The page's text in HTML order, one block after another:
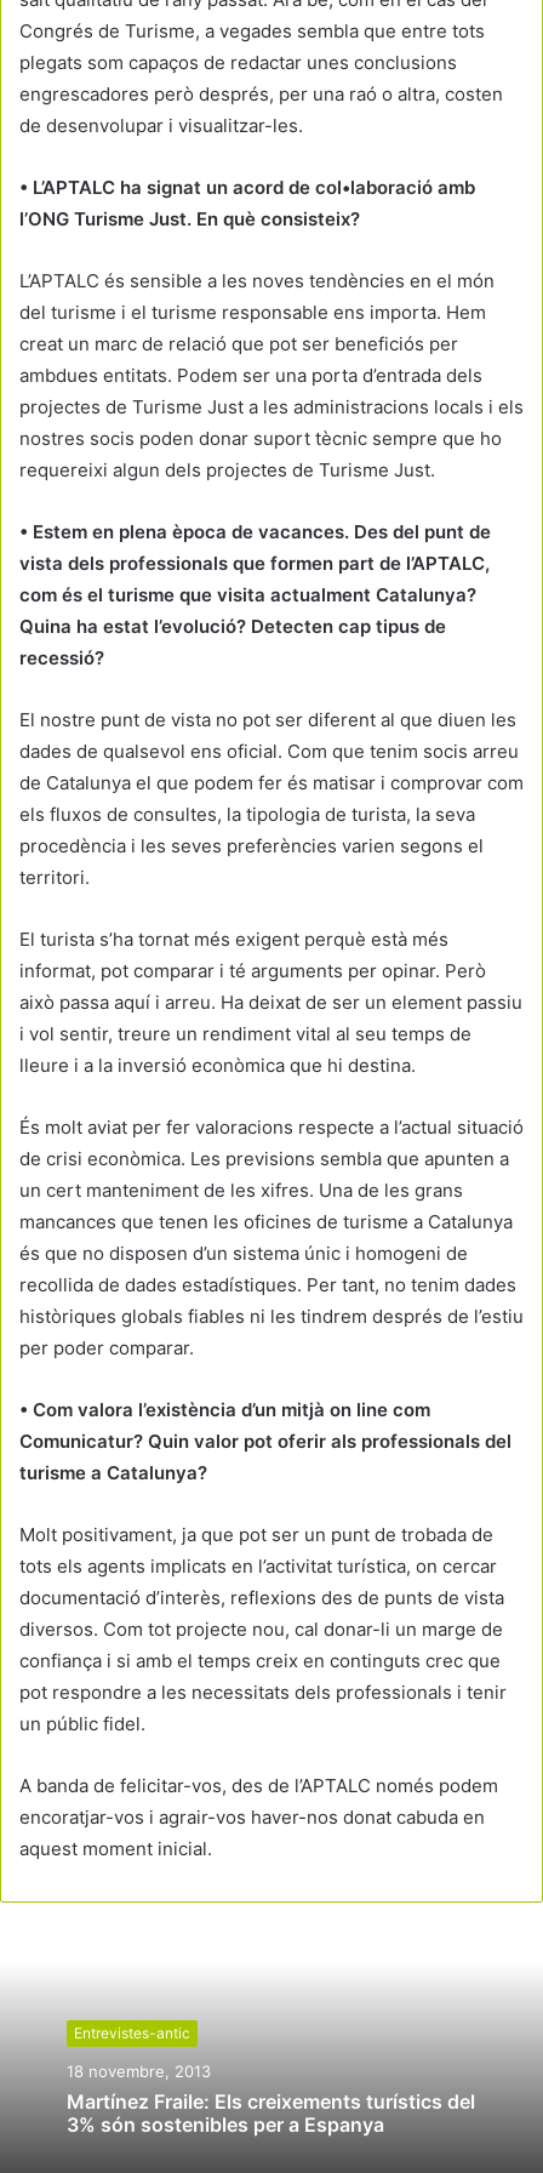
Congrés de Turisme, a vegades sembla que entre tots
plegats som capaços de redactar unes conclusions
engrescadores però després, per una raó o altra, costen
de desenvolupar i visualitzar-les.
• L’APTALC ha signat un acord de col•laboració amb
l’ONG Turisme Just. En què consisteix?
L’APTALC és sensible a les noves tendències en el món
del turisme i el turisme responsable ens importa. Hem
creat un marc de relació que pot ser beneficiós per
ambdues entitats. Podem ser una porta d’entrada dels
projectes de Turisme Just a les administracions locals i els
nostres socis poden donar suport tècnic sempre que ho
requereixi algun dels projectes de Turisme Just.
• Estem en plena època de vacances. Des del punt de
vista dels professionals que formen part de l’APTALC,
com és el turisme que visita actualment Catalunya?
Quina ha estat l’evolució? Detecten cap tipus de
recessió?
El nostre punt de vista no pot ser diferent al que diuen les
dades de qualsevol ens oficial. Com que tenim socis arreu
de Catalunya el que podem fer és matisar i comprovar com
els fluxos de consultes, la tipologia de turista, la seva
procedència i les seves preferències varien segons el
territori.
El turista s’ha tornat més exigent perquè està més
informat, pot comparar i té arguments per opinar. Però
això passa aquí i arreu. Ha deixat de ser un element passiu
i vol sentir, treure un rendiment vital al seu temps de
lleure i a la inversió econòmica que hi destina.
És molt aviat per fer valoracions respecte a l’actual situació
de crisi econòmica. Les previsions sembla que apunten a
un cert manteniment de les xifres. Una de les grans
mancances que tenen les oficines de turisme a Catalunya
és que no disposen d’un sistema únic i homogeni de
recollida de dades estadístiques. Per tant, no tenim dades
històriques globals fiables ni les tindrem després de l’estiu
per poder comparar.
• Com valora l’existència d’un mitjà on line com
Comunicatur? Quin valor pot oferir als professionals del
turisme a Catalunya?
Molt positivament, ja que pot ser un punt de trobada de
tots els agents implicats en l’activitat turística, on cercar
documentació d’interès, reflexions des de punts de vista
diversos. Com tot projecte nou, cal donar-li un marge de
confiança i si amb el temps creix en continguts crec que
pot respondre a les necessitats dels professionals i tenir
un públic fidel.
A banda de felicitar-vos, des de l’APTALC només podem
encoratjar-vos i agrair-vos haver-nos donat cabuda en
aquest moment inicial.
Entrevistes-antic
18 novembre, 2013
Martínez Fraile: Els creixements turístics del
3% són sostenibles per a Espanya